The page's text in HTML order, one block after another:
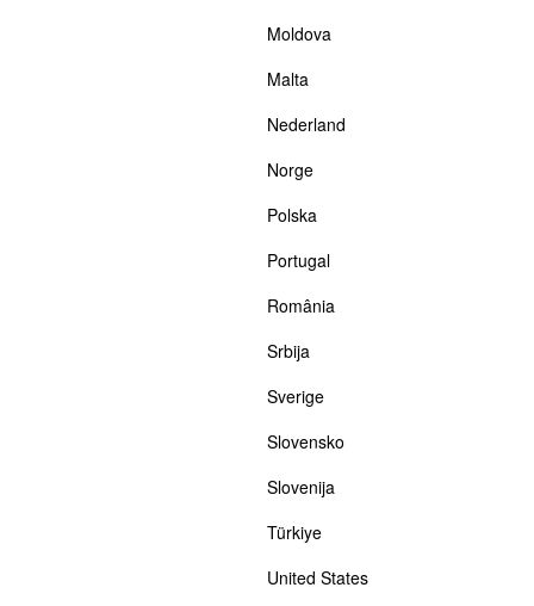
Moldova
Malta
Nederland
Norge
Polska
Portugal
România
Srbija
Sverige
Slovensko
Slovenija
Türkiye
United States